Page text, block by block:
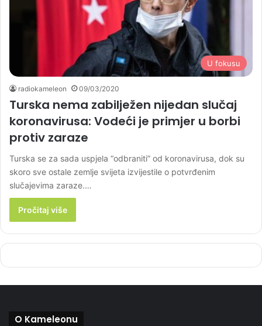
U fokusu
radiokameleon 09/03/2020
Turska nema zabilježen nijedan slučaj
koronavirusa: Vodeći je primjer u borbi
protiv zaraze
Turska se za sada uspjela “odbraniti” od koronavirusa, dok su
skoro sve ostale zemlje svijeta izvijestile o potvrđenim
slučajevima zaraze.…
Pročitaj više
O Kameleonu